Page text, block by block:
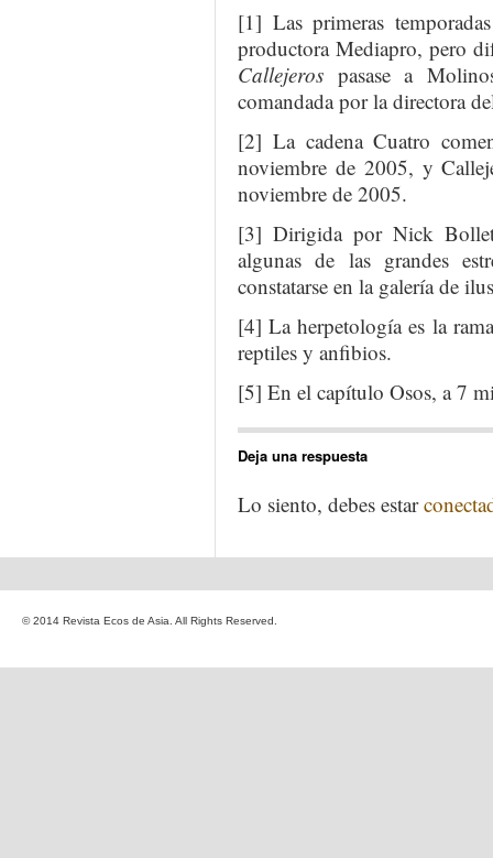
[1] Las primeras
productora Mediapro, pero
Callejeros pasase a
comandada por la directora
[2] La cadena Cuatro
noviembre de 2005, y
noviembre de 2005.
[3] Dirigida por Nick
algunas de las grandes
constatarse en la galería de
[4] La herpetología es la
reptiles y anfibios.
[5] En el capítulo Osos, a 7
Deja una respuesta
Lo siento, debes estar
© 2014 Revista Ecos de Asia. All Rights Reserved.